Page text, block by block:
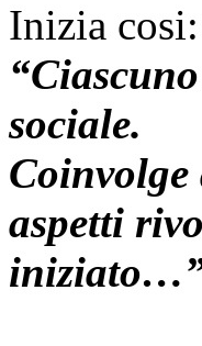
Inizia cosi:
sociale.
aspetti